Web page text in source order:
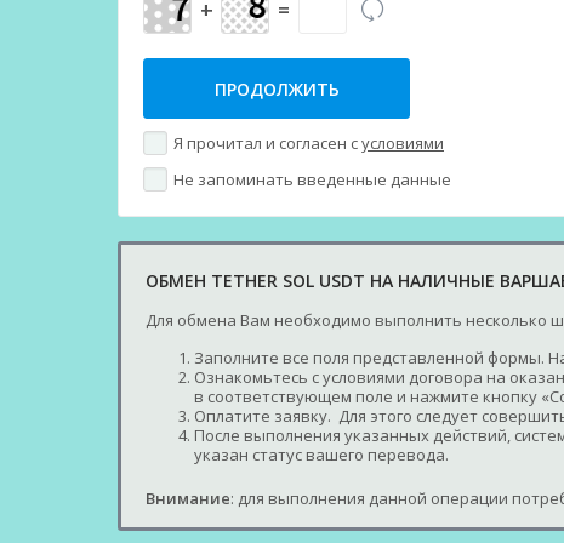
+ =
Я прочитал и согласен сусловиями
Не запоминать введенные данные
ОБМЕН TETHER SOL USDT НА НАЛИЧНЫЕ
Для обмена Вам необходимо выполнить несколько
Заполните все поля представленной формы.
Ознакомьтесь с условиями договора на
в соответствующем поле и нажмите кнопку
Оплатите заявку. Для этого следует
После выполнения указанных действий,
указан статус вашего перевода.
Внимание: для выполнения данной операции